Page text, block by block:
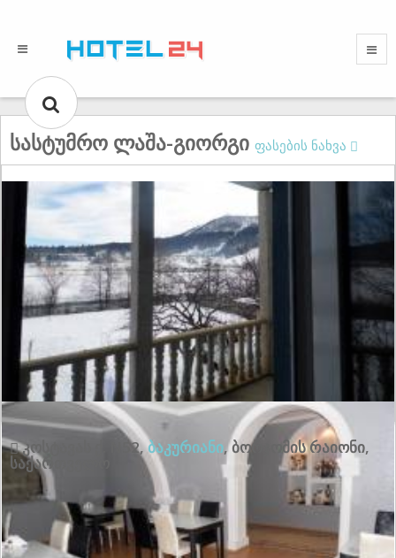
სასტუმრო ლაშა-გიორგი ფასების ნახვა
კოსტავას ქ. N52,ბაკურიანი,ბორჯომის რაიონი,
საქართველო